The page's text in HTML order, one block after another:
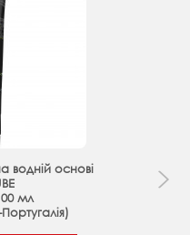
водній основі
мл